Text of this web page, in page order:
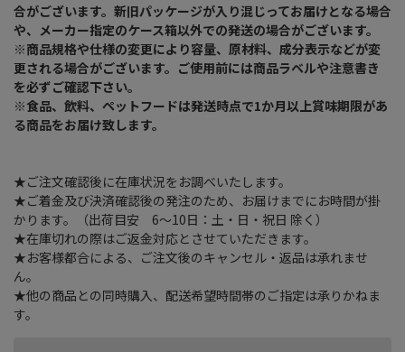
合がございます。新旧パッケージが入り混じってお届けとなる場合
や、メーカー指定のケース箱以外での発送の場合がございます。
※商品規格や仕様の変更により容量、原材料、成分表示などが変
更される場合がございます。ご使用前には商品ラベルや注意書き
を必ずご確認下さい。
※食品、飲料、ペットフードは発送時点で1か月以上賞味期限があ
る商品をお届け致します。
★ご注文確認後に在庫状況をお調べいたします。
★ご着金及び決済確認後の発注のため、お届けまでにお時間が掛
かります。（出荷目安 6～10日：土・日・祝日 除く）
★在庫切れの際はご返金対応とさせていただきます。
★お客様都合による、ご注文後のキャンセル・返品は承れませ
ん。
★他の商品との同時購入、配送希望時間帯のご指定は承りかねま
す。